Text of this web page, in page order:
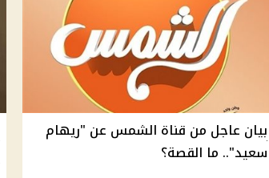
بيان عاجل من قناة الشمس عن "ريهام
سعيد".. ما القصة؟